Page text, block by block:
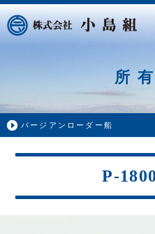
所
バージアンローダー船
P-